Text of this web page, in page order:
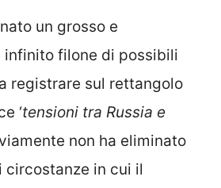
un grosso e
infinito filone di possibili
registrare sul rettangolo
‘tensioni tra Russia e
non ha eliminato
circostanze in cui il